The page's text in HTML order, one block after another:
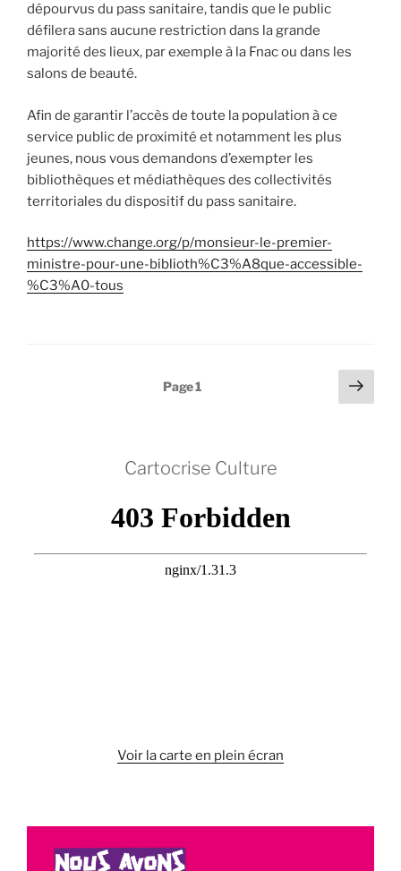
dépourvus du pass sanitaire, tandis que le public
défilera sans aucune restriction dans la grande
majorité des lieux, par exemple à la Fnac ou dans les
salons de beauté.
Afin de garantir l’accès de toute la population à ce
service public de proximité et notamment les plus
jeunes, nous vous demandons d’exempter les
bibliothèques et médiathèques des collectivités
territoriales du dispositif du pass sanitaire.
https://www.change.org/p/monsieur-le-premier-
ministre-pour-une-biblioth%C3%A8que-accessible-
%C3%A0-tous
Page1
Page
Cartocrise Culture
Voir la carte en plein écran